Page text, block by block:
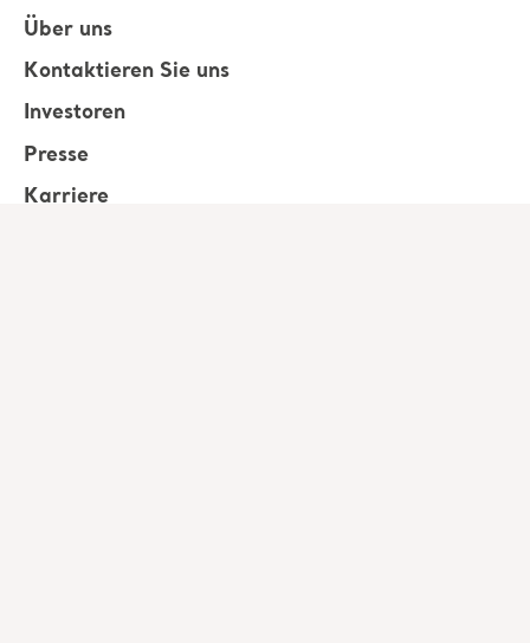
Über uns
Kontaktieren Sie uns
Investoren
Presse
Karriere